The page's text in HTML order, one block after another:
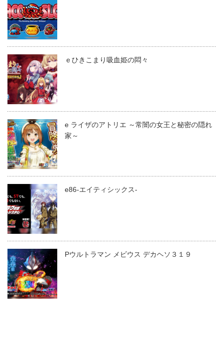
ｅひきこまり吸血姫の悶々
e ライザのアトリエ ～常闇の女王と秘密の隠れ
家～
e86-エイティシックス-
Pウルトラマン メビウス デカヘソ３１９